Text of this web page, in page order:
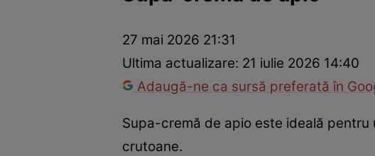
Mâncăruri rapideRețete cu legume
27 mai 2026 21:31
Ultima actualizare: 21 iulie 2026 14:40
Adaugă-ne ca sursă preferată în
Supa-cremă de apio este ideală
crutoane.